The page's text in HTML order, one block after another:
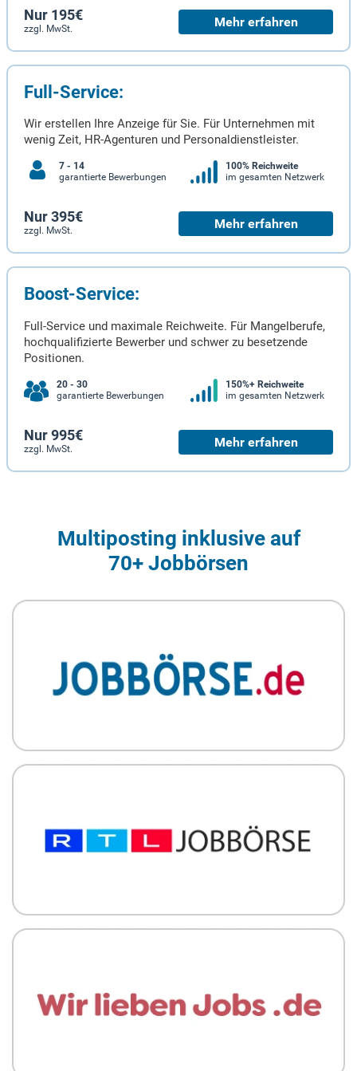
Nur 195€
zzgl. MwSt. Mehr erfahren
Full-Service:
Wir erstellen Ihre Anzeige für Sie. Für Unternehmen mit
wenig Zeit, HR-Agenturen und Personaldienstleister.
7 - 14
garantierte Bewerbungen
100% Reichweite
im gesamten Netzwerk
Nur 395€
zzgl. MwSt. Mehr erfahren
Boost-Service:
Full-Service und maximale Reichweite. Für Mangelberufe,
hochqualifizierte Bewerber und schwer zu besetzende
Positionen.
20 - 30
garantierte Bewerbungen
150%+ Reichweite
im gesamten Netzwerk
Nur 995€
zzgl. MwSt. Mehr erfahren
Multiposting inklusive auf
70+ Jobbörsen